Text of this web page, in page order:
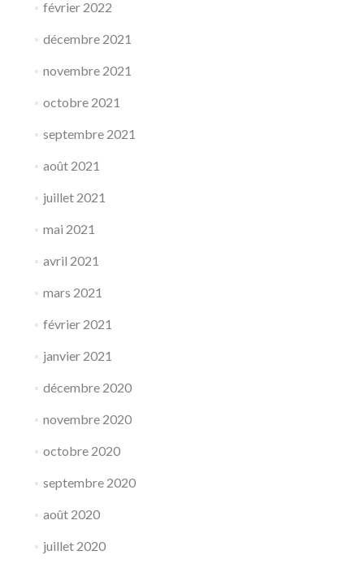
février 2022
décembre 2021
novembre 2021
octobre 2021
septembre 2021
août 2021
juillet 2021
mai 2021
avril 2021
mars 2021
février 2021
janvier 2021
décembre 2020
novembre 2020
octobre 2020
septembre 2020
août 2020
juillet 2020